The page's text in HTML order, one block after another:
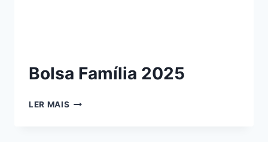
Bolsa Família 2025
LER MAIS